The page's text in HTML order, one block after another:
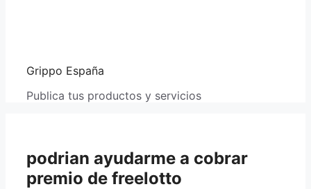
Grippo España
Publica tus productos y servicios
podrian ayudarme a cobrar
premio de freelotto